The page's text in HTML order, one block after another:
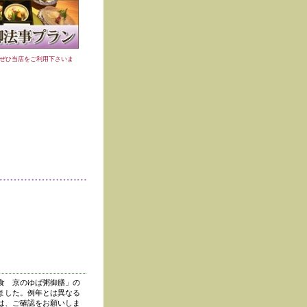
ひ当店をご利用下さいま
京のゆば粥御膳」の
した。例年とは異なる
、ご確認をお願いしま